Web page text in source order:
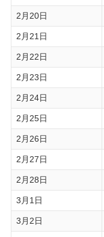
2月20日
2月21日
2月22日
2月23日
2月24日
2月25日
2月26日
2月27日
2月28日
3月1日
3月2日